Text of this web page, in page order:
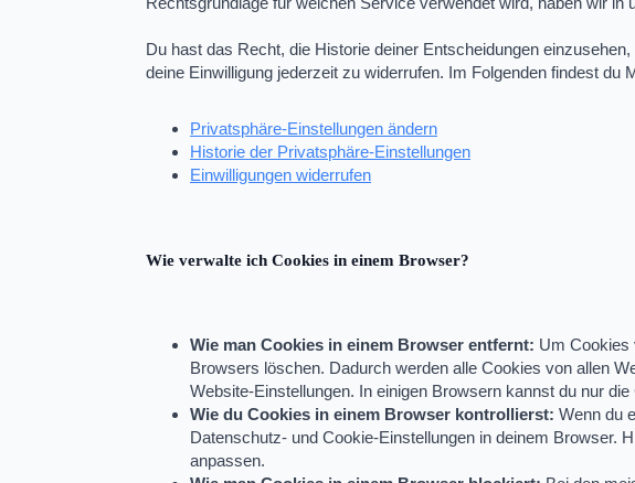
Du hast das Recht, die Historie deiner Entscheidungen
deine Einwilligung jederzeit zu widerrufen. Im Folgenden findest du
Privatsphäre-Einstellungen ändern
Historie der Privatsphäre-Einstellungen
Einwilligungen widerrufen
Wie verwalte ich Cookies in einem Browser?
Wie man Cookies in einem Browser entfernt: Um Cookies
Browsers löschen. Dadurch werden alle Cookies von allen
Website-Einstellungen. In einigen Browsern kannst du nur
Wie du Cookies in einem Browser kontrollierst: Wenn du
Datenschutz- und Cookie-Einstellungen in deinem Browser.
anpassen.